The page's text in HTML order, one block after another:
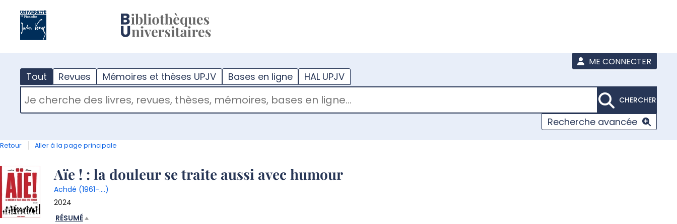
ME CONNECTER
Tout Revues Mémoires et thèses UPJV Bases en ligne HAL UPJV
RECHERCHER DANS "TOUT"
CHERCHER
Recherche avancée
Retour Aller à la page principale
Détail
document
Aïe ! : la douleur se traite aussi avec humour
Achdé (1961-....)
2024
RÉSUMÉ